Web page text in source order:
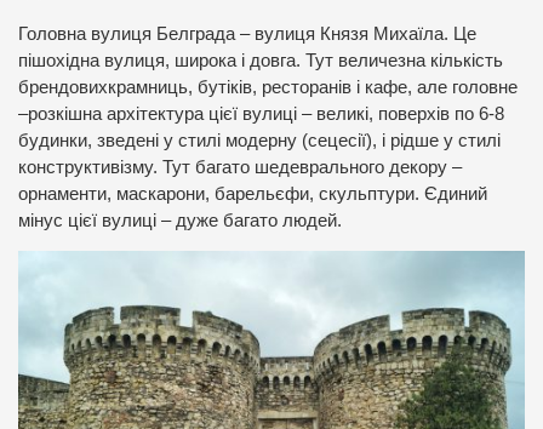
Головна вулиця Белграда – вулиця Князя Михаїла. Це
пішохідна вулиця, широка і довга. Тут величезна кількість
брендовихкрамниць, бутіків, ресторанів і кафе, але головне
–розкішна архітектура цієї вулиці – великі, поверхів по 6-8
будинки, зведені у стилі модерну (сецесії), і рідше у стилі
конструктивізму. Тут багато шедеврального декору –
орнаменти, маскарони, барельєфи, скульптури. Єдиний
мінус цієї вулиці – дуже багато людей.